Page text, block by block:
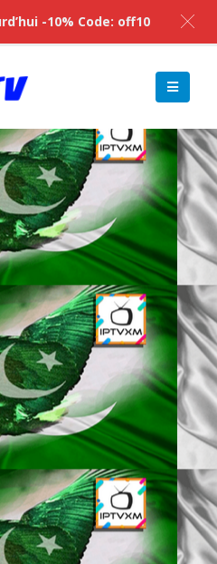
-10% Code: off10